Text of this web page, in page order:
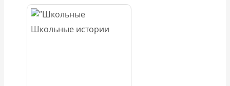
Школьные истории